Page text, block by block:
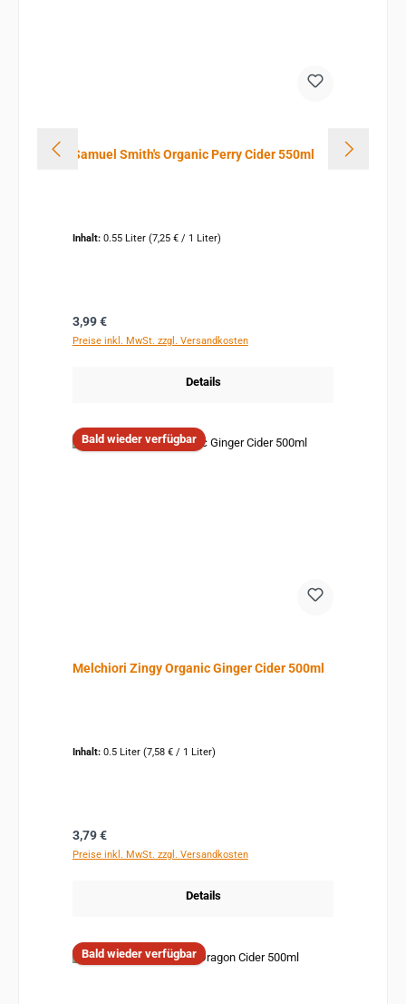
Samuel Smith's Organic Perry Cider 550ml
Inhalt: 0.55 Liter (7,25 € / 1 Liter)
Regulärer Preis:
3,99 €
Preise inkl. MwSt. zzgl. Versandkosten
Details
Bald wieder verfügbar
Melchiori Zingy Organic Ginger Cider 500ml
Inhalt: 0.5 Liter (7,58 € / 1 Liter)
Regulärer Preis:
3,79 €
Preise inkl. MwSt. zzgl. Versandkosten
Details
Bald wieder verfügbar